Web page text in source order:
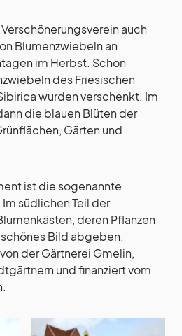
auch
Blumenzwiebeln an
im Herbst. Schon
des Friesischen
wurden verschenkt. Im
die blauen Blüten der
Gärten und
ist die sogenannte
südlichen Teil der
deren Pflanzen
Bild abgeben.
der Gärtnerei Gmelin,
und finanziert vom